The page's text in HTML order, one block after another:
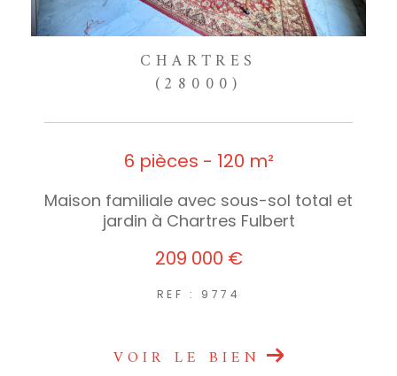
CHARTRES
(28000)
6 pièces - 120 m²
Maison familiale avec sous-sol total et
jardin à Chartres Fulbert
209 000 €
REF : 9774
VOIR LE BIEN